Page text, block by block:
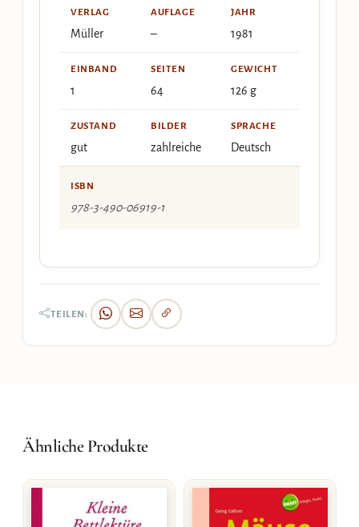
VERLAG
Müller
AUFLAGE
–
JAHR
1981
EINBAND
1
SEITEN
64
GEWICHT
126 g
ZUSTAND
gut
BILDER
zahlreiche
SPRACHE
Deutsch
ISBN
978-3-490-06919-1
TEILEN:
Ähnliche Produkte